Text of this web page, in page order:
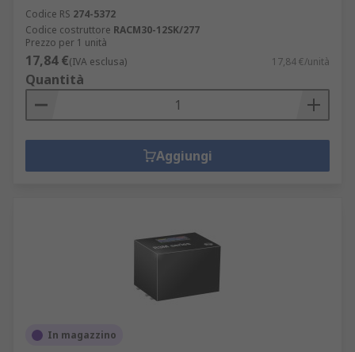
Codice RS 274-5372
Codice costruttore RACM30-12SK/277
Prezzo per 1 unità
17,84 €(IVA esclusa) 17,84 €/unità
Quantità
Aggiungi
In magazzino